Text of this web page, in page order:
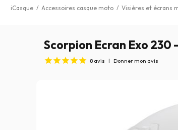
iCasque / Accessoires casque moto / Visières et écrans
Scorpion Ecran Exo 230 -
8 avis | Donner mon avis